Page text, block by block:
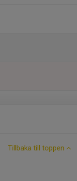
Tillbaka till toppen